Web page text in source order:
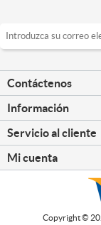
Contáctenos
Información
Servicio al cliente
Mi cuenta
Copyright ©